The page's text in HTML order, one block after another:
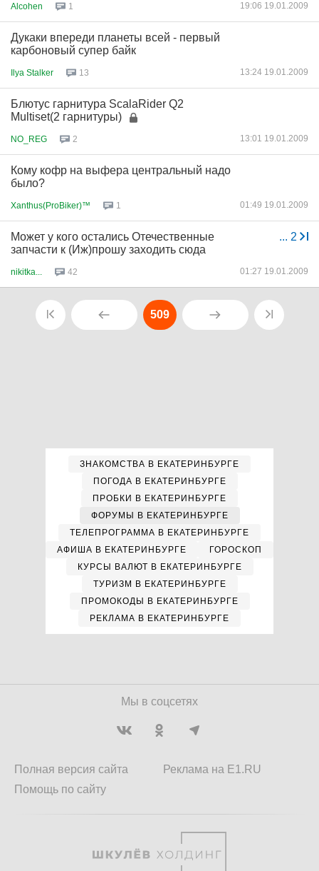
Alcohen 1 19:06 19.01.2009
Дукаки впереди планеты всей - первый
карбоновый супер байк
Ilya Stalker 13 13:24 19.01.2009
Блютус гарнитура ScalaRider Q2
Multiset(2 гарнитуры)
NO_REG 2 13:01 19.01.2009
Кому кофр на выфера центральный надо
было?
Xanthus(ProBiker)™ 1 01:49 19.01.2009
... 2
Может у кого остались Отечественные
запчасти к (Иж)прошу заходить сюда
nikitka... 42 01:27 19.01.2009
509
ЗНАКОМСТВА В ЕКАТЕРИНБУРГЕ
ПОГОДА В ЕКАТЕРИНБУРГЕ
ПРОБКИ В ЕКАТЕРИНБУРГЕ
ФОРУМЫ В ЕКАТЕРИНБУРГЕ
ТЕЛЕПРОГРАММА В ЕКАТЕРИНБУРГЕ
АФИША В ЕКАТЕРИНБУРГЕ
ГОРОСКОП
КУРСЫ ВАЛЮТ В ЕКАТЕРИНБУРГЕ
ТУРИЗМ В ЕКАТЕРИНБУРГЕ
ПРОМОКОДЫ В ЕКАТЕРИНБУРГЕ
РЕКЛАМА В ЕКАТЕРИНБУРГЕ
Мы в соцсетях
Полная версия сайта
Помощь по сайту
Реклама на E1.RU